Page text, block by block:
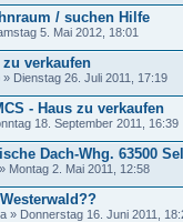
/ suchen Hilfe
5. Mai 2012, 18:01
zu verkaufen
» Dienstag 26. Juli 2011, 17:19
- Haus zu verkaufen
18. September 2011, 16:39
Dach-Whg. 63500
» Montag 2. Mai 2011, 12:58
» Donnerstag 16. Juni 2011,